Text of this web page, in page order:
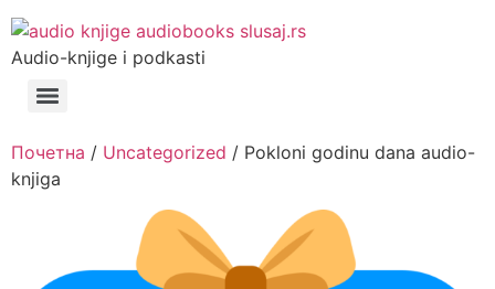
Audio-knjige i podkasti
Почетна / Uncategorized / Pokloni godinu dana audio-
knjiga